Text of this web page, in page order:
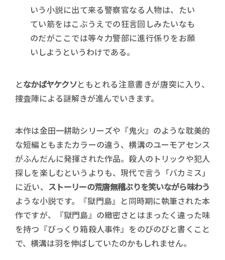
いう小説に出て来る警察官なる人物は、たい
てい筋をはこぶうえでの狂言回しみたいなも
のだがここでは等々力警部に進行係りをお願
いしようというわけである。
となかばヤケクソともとれる注意書きが唐突に入り、
捜査陣による謎解きが進んでいきます。
本作は金田一耕助シリーズや『鬼火』のような耽美的
な短編ともまたカラーの違う、横溝のユーモアセンス
がふんだんに発揮された作品。殺人のトリックや犯人
探しを楽しむというよりも、現代で言う「バカミス」
に近い、 ストーリーの荒唐無稽ぶりを笑いながら味わう
ような小説です。『獄門島』と同時期に執筆された本
作ですが、『獄門島』の緻密さとはまったく違った味
を持つ『びっくり箱殺人事件』をのびのびと書くこと
で、横溝は羽を伸ばしていたのかもしれません。